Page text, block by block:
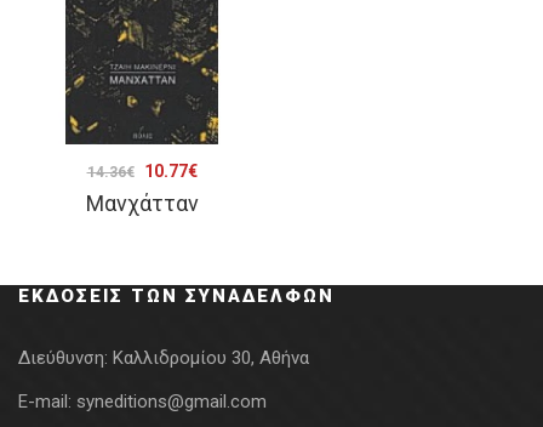
Μανχάτταν
14.36€
Original
price
10.77€Η
τρέχουσα
10.77€.
ΕΚΔΌΣΕΙΣ ΤΩΝ ΣΥΝΑΔΈΛΦΩΝ
Διεύθυνση: Καλλιδρομίου 30, Αθήνα
E-mail: syneditions@gmail.com